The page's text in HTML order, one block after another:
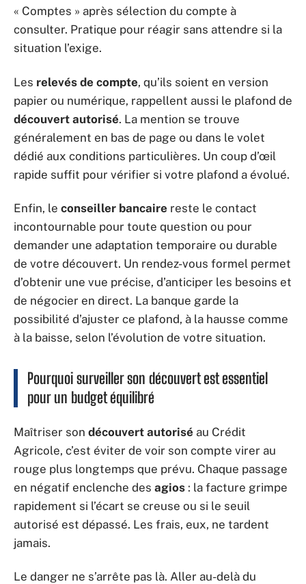
« Comptes » après sélection du compte à
consulter. Pratique pour réagir sans attendre si la
situation l’exige.
Les relevés de compte, qu’ils soient en version
papier ou numérique, rappellent aussi le plafond de
découvert autorisé. La mention se trouve
généralement en bas de page ou dans le volet
dédié aux conditions particulières. Un coup d’œil
rapide suffit pour vérifier si votre plafond a évolué.
Enfin, le conseiller bancaire reste le contact
incontournable pour toute question ou pour
demander une adaptation temporaire ou durable
de votre découvert. Un rendez-vous formel permet
d’obtenir une vue précise, d’anticiper les besoins et
de négocier en direct. La banque garde la
possibilité d’ajuster ce plafond, à la hausse comme
à la baisse, selon l’évolution de votre situation.
Pourquoi surveiller son découvert est essentiel
pour un budget équilibré
Maîtriser son découvert autorisé au Crédit
Agricole, c’est éviter de voir son compte virer au
rouge plus longtemps que prévu. Chaque passage
en négatif enclenche des agios : la facture grimpe
rapidement si l’écart se creuse ou si le seuil
autorisé est dépassé. Les frais, eux, ne tardent
jamais.
Le danger ne s’arrête pas là. Aller au-delà du